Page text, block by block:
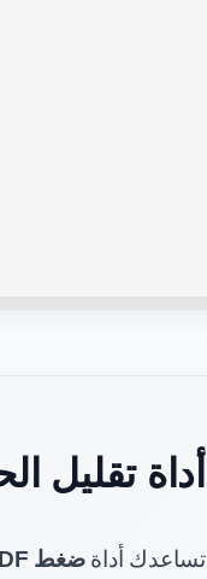
أداة تقليل
تساعدك أداةضغط PDF